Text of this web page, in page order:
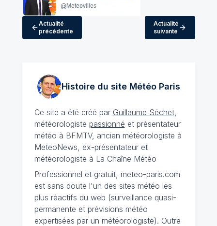
Actualité
précédente
Actualité
suivante
Histoire du site MétéoParis
Ce site a été créé par Guillaume Séchet,
météorologiste passionné et présentateur
météo à BFMTV, ancien météorologiste à
MeteoNews, ex-présentateur et
météorologiste à La Chaîne Météo
Professionnel et gratuit, meteo-paris.com
est sans doute l'un des sites météo les
plus réactifs du web (surveillance quasi-
permanente et prévisions météo
expertisées par un météorologiste). Outre